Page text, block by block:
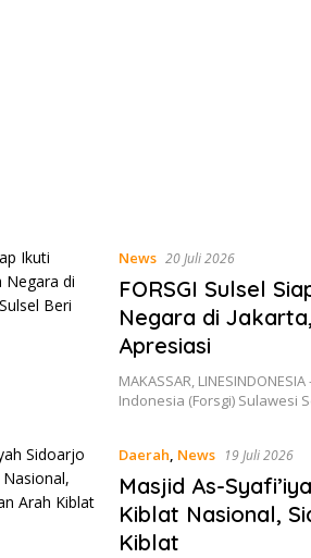
News 20 Juli 2026
FORSGI Sulsel
Negara di
Apresiasi
MAKASSAR,
Indonesia (Forsgi) Sulawesi
Daerah, News 19 Juli 2026
Masjid As-
Kiblat Nasional,
Kiblat